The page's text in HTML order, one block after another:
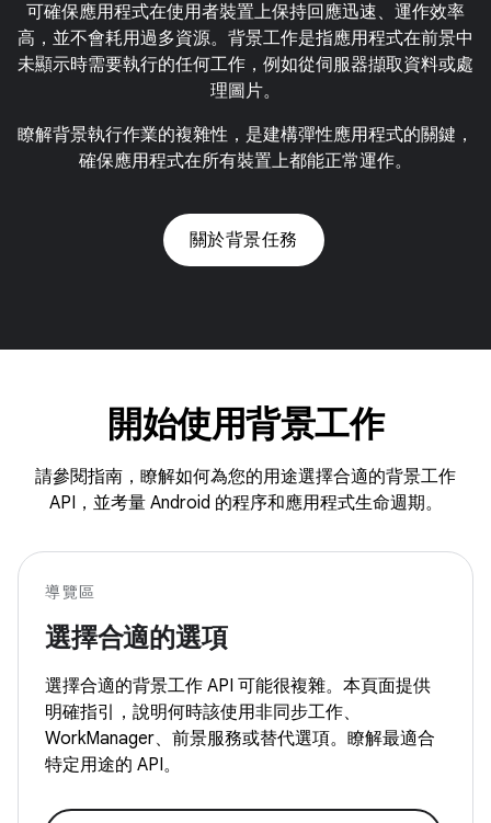
可確保應用程式在使用者裝置上保持回應迅速、運作效率
高，並不會耗用過多資源。背景工作是指應用程式在前景中
未顯示時需要執行的任何工作，例如從伺服器擷取資料或處
理圖片。
瞭解背景執行作業的複雜性，是建構彈性應用程式的關鍵，
確保應用程式在所有裝置上都能正常運作。
關於背景任務
開始使用背景工作
請參閱指南，瞭解如何為您的用途選擇合適的背景工作
API，並考量 Android 的程序和應用程式生命週期。
導覽區
選擇合適的選項
選擇合適的背景工作 API 可能很複雜。本頁面提供
明確指引，說明何時該使用非同步工作、
WorkManager、前景服務或替代選項。瞭解最適合
特定用途的 API。